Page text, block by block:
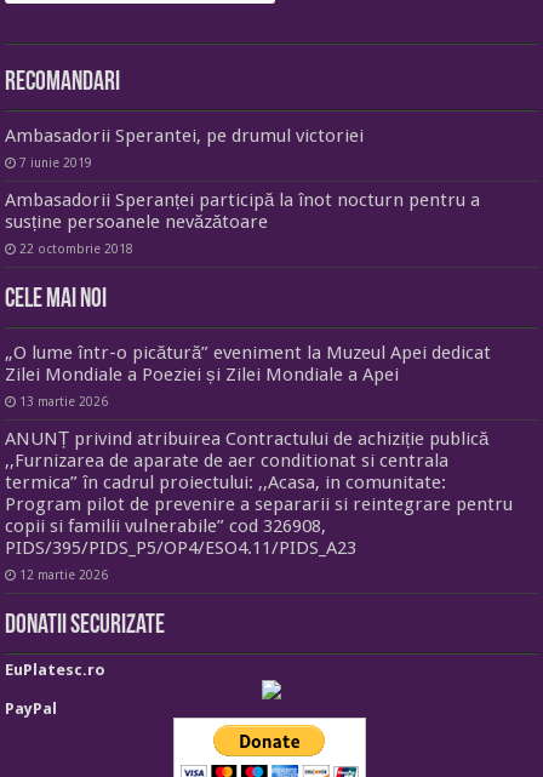
Recomandari
Ambasadorii Sperantei, pe drumul victoriei
7 iunie 2019
Ambasadorii Speranței participă la înot nocturn pentru a
susține persoanele nevăzătoare
22 octombrie 2018
Cele mai noi
„O lume într-o picătură” eveniment la Muzeul Apei dedicat
Zilei Mondiale a Poeziei și Zilei Mondiale a Apei
13 martie 2026
ANUNȚ privind atribuirea Contractului de achiziție publică
,,Furnizarea de aparate de aer conditionat si centrala
termica” în cadrul proiectului: ,,Acasa, in comunitate:
Program pilot de prevenire a separarii si reintegrare pentru
copii si familii vulnerabile” cod 326908,
PIDS/395/PIDS_P5/OP4/ESO4.11/PIDS_A23
12 martie 2026
Donatii securizate
EuPlatesc.ro
PayPal